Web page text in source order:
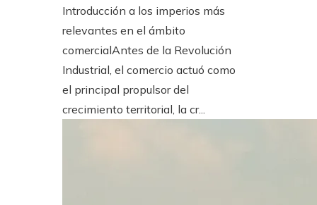
Introducción a los imperios más
relevantes en el ámbito
comercialAntes de la Revolución
Industrial, el comercio actuó como
el principal propulsor del
crecimiento territorial, la cr...